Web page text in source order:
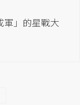
軍」的星戰大